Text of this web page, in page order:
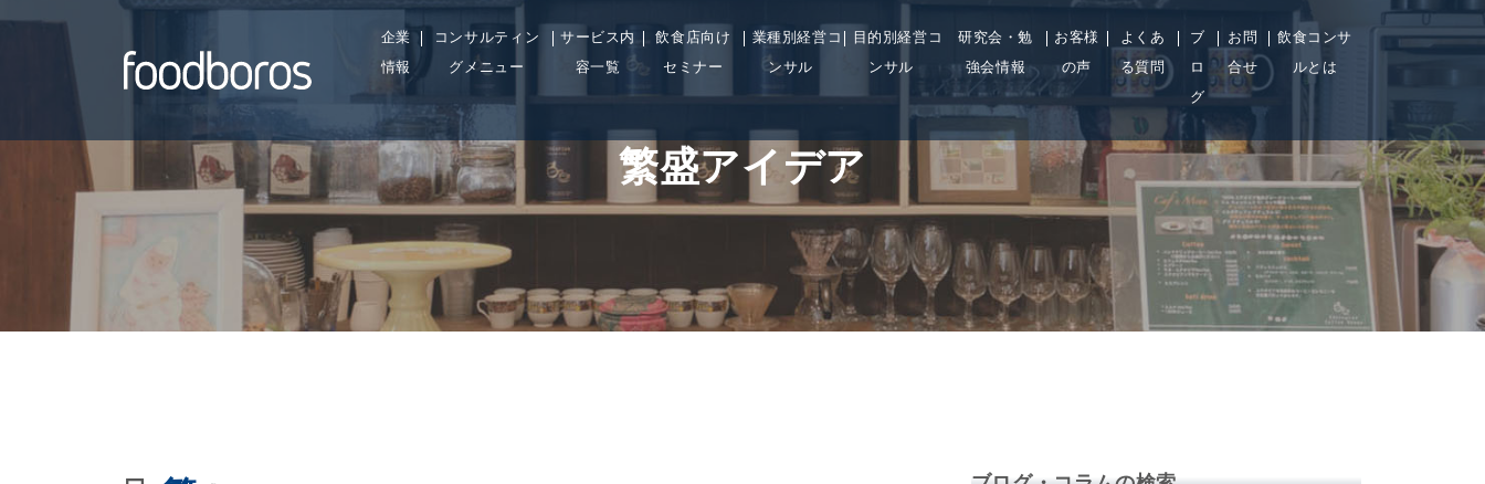
企業
情報
コンサルティン
グメニュー
サービス内
容一覧
飲食店向け
セミナー
業種別経営コ
ンサル
目的別経営コ
ンサル
研究会・勉
強会情報
お客様
の声
よくあ
る質問
ブ
ロ
グ
お問
合せ
飲食コンサ
ルとは
繁盛アイデア